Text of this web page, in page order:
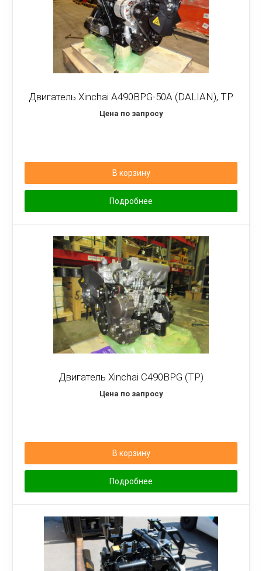
Двигатель Xinchai A490BPG-50A (DALIAN), TP
Цена по запросу
В корзину
Подробнее
Двигатель Xinchai C490BPG (TP)
Цена по запросу
В корзину
Подробнее